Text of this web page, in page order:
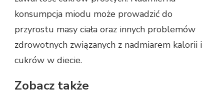
konsumpcja miodu może prowadzić do
przyrostu masy ciała oraz innych problemów
zdrowotnych związanych z nadmiarem kalorii i
cukrów w diecie.
Zobacz także